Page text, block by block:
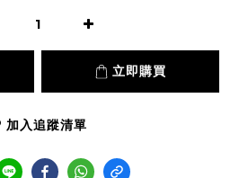
立即購買
加入追蹤清單